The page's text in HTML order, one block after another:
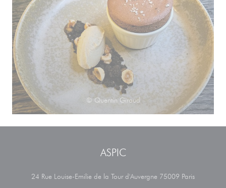
© Quentin Giroud
ASPIC
24 Rue Louise-Emilie de la Tour d'Auvergne 75009 Paris((新しい